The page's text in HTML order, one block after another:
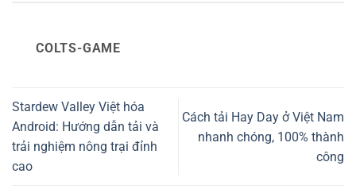
COLTS-GAME
Stardew Valley Việt hóa
Android: Hướng dẫn tải và
trải nghiệm nông trại đỉnh
cao
Cách tải Hay Day ở Việt Nam
nhanh chóng, 100% thành
công